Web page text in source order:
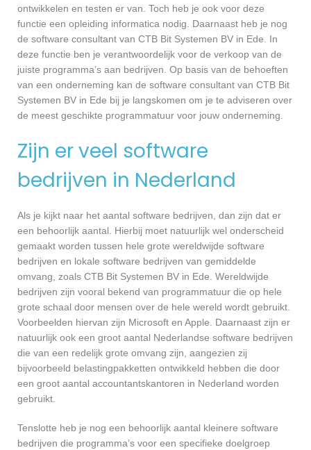
ontwikkelen en testen er van. Toch heb je ook voor deze
functie een opleiding informatica nodig. Daarnaast heb je nog
de software consultant van CTB Bit Systemen BV in Ede. In
deze functie ben je verantwoordelijk voor de verkoop van de
juiste programma’s aan bedrijven. Op basis van de behoeften
van een onderneming kan de software consultant van CTB Bit
Systemen BV in Ede bij je langskomen om je te adviseren over
de meest geschikte programmatuur voor jouw onderneming.
Zijn er veel software
bedrijven in Nederland
Als je kijkt naar het aantal software bedrijven, dan zijn dat er
een behoorlijk aantal. Hierbij moet natuurlijk wel onderscheid
gemaakt worden tussen hele grote wereldwijde software
bedrijven en lokale software bedrijven van gemiddelde
omvang, zoals CTB Bit Systemen BV in Ede. Wereldwijde
bedrijven zijn vooral bekend van programmatuur die op hele
grote schaal door mensen over de hele wereld wordt gebruikt.
Voorbeelden hiervan zijn Microsoft en Apple. Daarnaast zijn er
natuurlijk ook een groot aantal Nederlandse software bedrijven
die van een redelijk grote omvang zijn, aangezien zij
bijvoorbeeld belastingpakketten ontwikkeld hebben die door
een groot aantal accountantskantoren in Nederland worden
gebruikt.
Tenslotte heb je nog een behoorlijk aantal kleinere software
bedrijven die programma’s voor een specifieke doelgroep